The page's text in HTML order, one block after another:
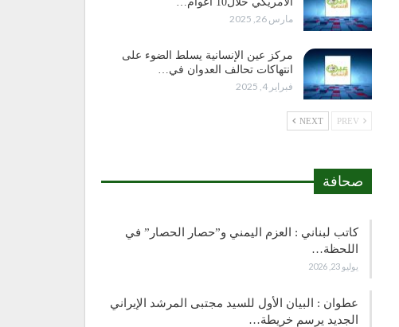
مارس 26, 2025
مركز عين الإنسانية يسلط الضوء على
انتهاكات تحالف العدوان في…
فبراير 4, 2025
NEXT
صحافة
كاتب لبناني : العزم اليمني و”حصار الحصار” في
اللحظة…
يوليو 23, 2026
عطوان : البيان الأول للسيد مجتبى المرشد الإيراني
الجديد يرسم خريطة…